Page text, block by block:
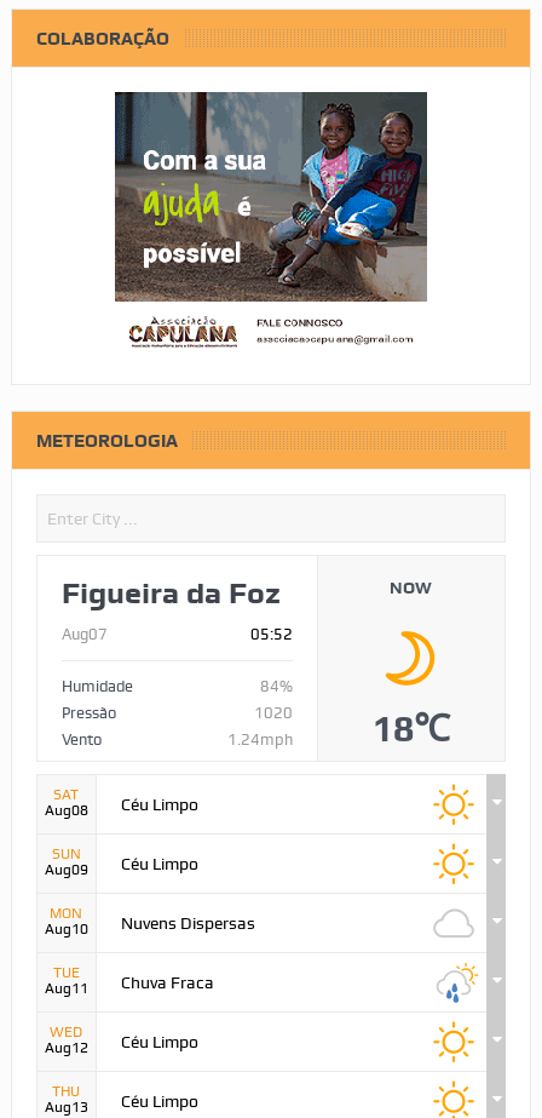
COLABORAÇÃO
METEOROLOGIA
Figueira da Foz
Aug07 05:52
Humidade
84%
Pressão
1020
Vento
1.24mph
NOW
18℃
SAT
Aug08
Céu Limpo
SUN
Aug09
Céu Limpo
MON
Aug10
Nuvens Dispersas
TUE
Aug11
Chuva Fraca
WED
Aug12
Céu Limpo
THU
Aug13
Céu Limpo